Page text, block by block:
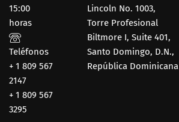
15:00
horas
Teléfonos
+ 1 809 567
2147
+ 1 809 567
3295
Lincoln No. 1003,
Torre Profesional
Biltmore I, Suite 401,
Santo Domingo, D.N.,
República Dominicana